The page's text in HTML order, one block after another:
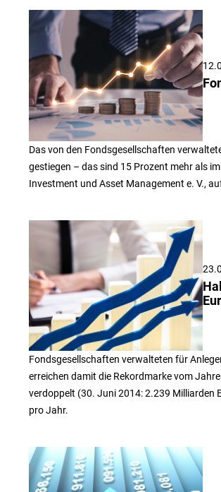
Das von den Fondsgesellschaften
gestiegen – das sind 15 Prozent mehr als
Investment und Asset Management e. V.,
Fondsgesellschaften verwalteten für
erreichen damit die Rekordmarke vom
verdoppelt (30. Juni 2014: 2.239 Milliarden
pro Jahr.